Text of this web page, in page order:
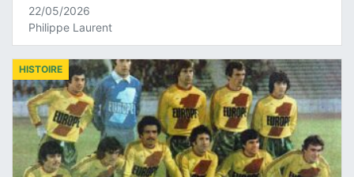
22/05/2026
Philippe Laurent
HISTOIRE